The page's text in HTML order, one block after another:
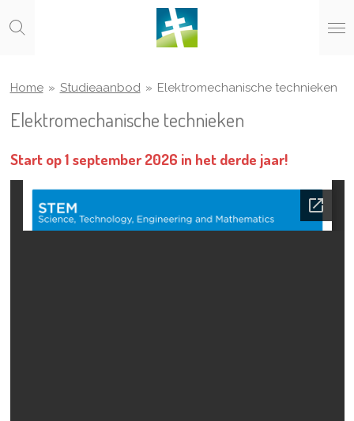
direct
hoofdinhoud
Home » Studieaanbod » Elektromechanische technieken
Elektromechanische technieken
Start op 1 september 2026 in het derde jaar!